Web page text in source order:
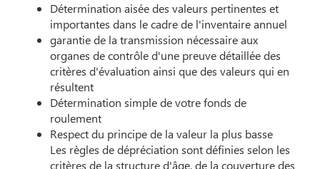
Détermination aisée des valeurs pertinentes et
importantes dans le cadre de l'inventaire annuel
garantie de la transmission nécessaire aux
organes de contrôle d'une preuve détaillée des
critères d'évaluation ainsi que des valeurs qui en
résultent
Détermination simple de votre fonds de
roulement
Respect du principe de la valeur la plus basse
Les règles de dépréciation sont définies selon les
critères de la structure d'âge, de la couverture des